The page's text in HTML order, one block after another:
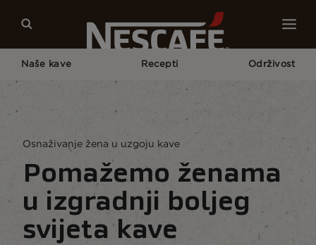
Naše kave Recepti Održivost
Osnaživanje Žena U Području Uzgoja Kave
Osnaživanje žena u uzgoju kave
Pomažemo ženama
u izgradnji boljeg
svijeta kave